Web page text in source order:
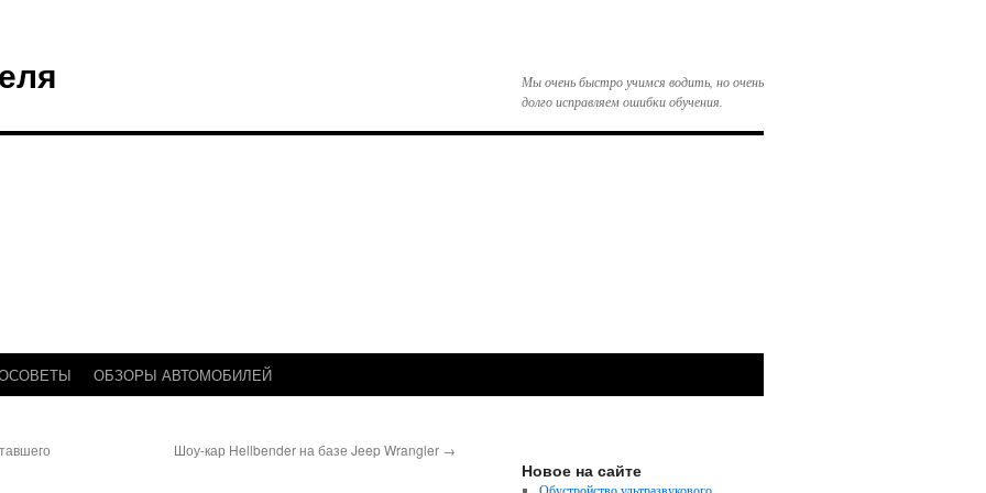
Мы очень быстро учимся водить, но очень
долго исправляем ошибки обучения.
ОБЗОРЫ АВТОМОБИЛЕЙ
Шоу-кар Hellbender на базе Jeep Wrangler →
Новое на сайте